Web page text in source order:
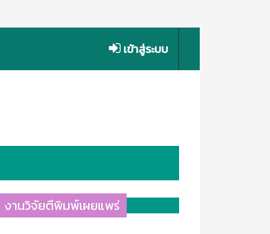
เข้าสู่ระบบ
งานวิจัยตีพิมพ์เผยแพร่